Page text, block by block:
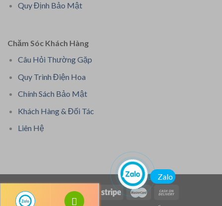
Quy Định Bảo Mật
Chăm Sóc Khách Hàng
Câu Hỏi Thường Gặp
Quy Trình Điện Hoa
Chính Sách Bảo Mật
Khách Hàng & Đối Tác
Liên Hệ
Zalo